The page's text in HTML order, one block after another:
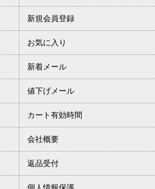
新規会員登録
お気に入り
新着メール
値下げメール
カート有効時間
会社概要
返品受付